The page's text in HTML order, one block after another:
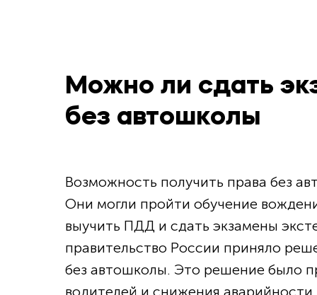
Можно ли сдать
без автошколы
Возможность получить права без
Они могли пройти обучение
выучить ПДД и сдать экзамены
правительство России приняло
без автошколы. Это решение было
водителей и снижения